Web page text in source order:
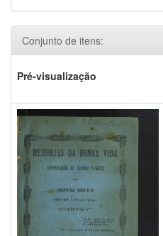
Conjunto de itens:
Pré-visualização